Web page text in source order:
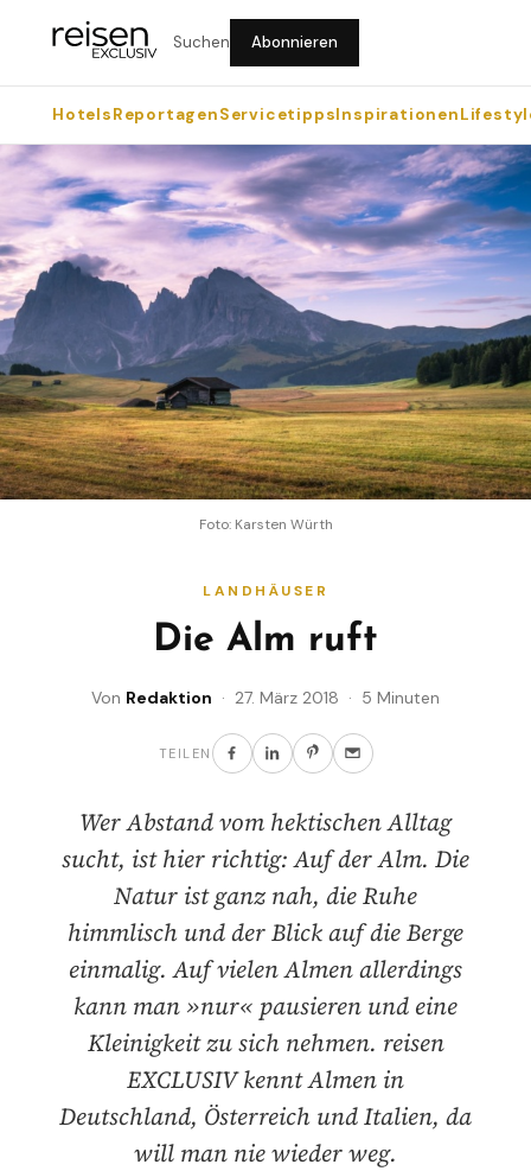
Suchen Abonnieren
HotelsReportagenServicetippsInspirationen
Foto: Karsten Würth
LANDHÄUSER
Die Alm ruft
Von Redaktion · 27. März 2018 · 5 Minuten
TEILEN
Wer Abstand vom hektischen Alltag
sucht, ist hier richtig: Auf der Alm. Die
Natur ist ganz nah, die Ruhe
himmlisch und der Blick auf die Berge
einmalig. Auf vielen Almen allerdings
kann man »nur« pausieren und eine
Kleinigkeit zu sich nehmen. reisen
EXCLUSIV kennt Almen in
Deutschland, Österreich und Italien, da
will man nie wieder weg.